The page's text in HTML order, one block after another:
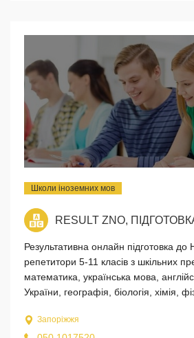
Школи іноземних мов
RESULT ZNO,
Результативна онлайн підготовка
репетитори 5-11 класів з шкільних
математика, українська мова,
України, географія, біологія, хімія,
Запоріжжя